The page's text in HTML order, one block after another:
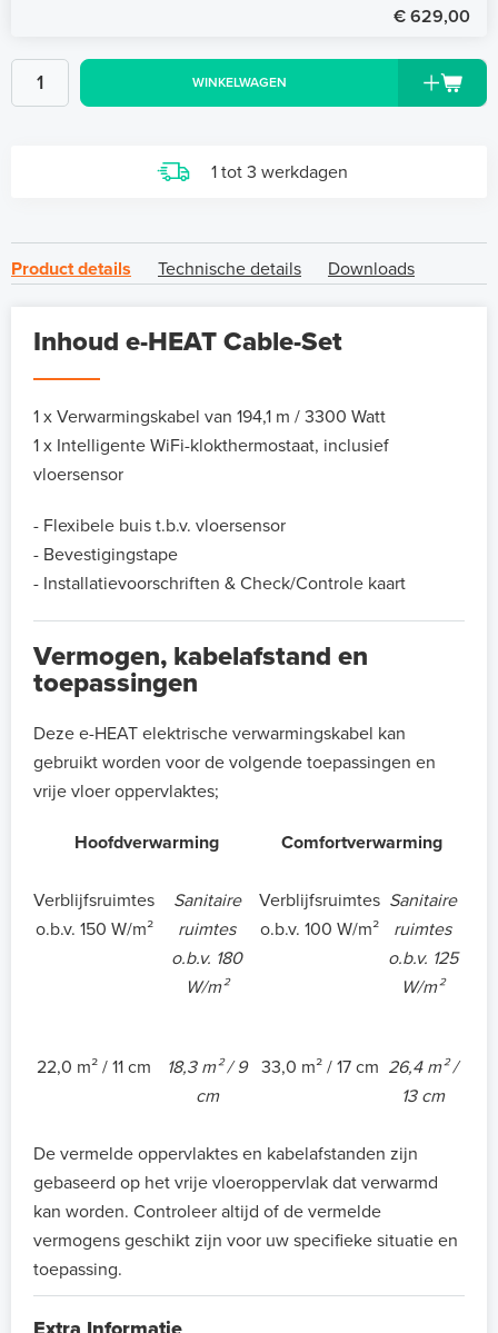
€ 629,00
WINKELWAGEN
1 tot 3 werkdagen
Product details Technische details Downloads
Inhoud e-HEAT Cable-Set
1 x Verwarmingskabel van 194,1 m / 3300 Watt
1 x Intelligente WiFi-klokthermostaat, inclusief
vloersensor
- Flexibele buis t.b.v. vloersensor
- Bevestigingstape
- Installatievoorschriften & Check/Controle kaart
Vermogen, kabelafstand en
toepassingen
Deze e-HEAT elektrische verwarmingskabel kan
gebruikt worden voor de volgende toepassingen en
vrije vloer oppervlaktes;
Hoofdverwarming Comfortverwarming
Verblijfsruimtes
o.b.v. 150 W/m²
Sanitaire
ruimtes
o.b.v. 180
W/m²
Verblijfsruimtes
o.b.v. 100 W/m²
Sanitaire
ruimtes
o.b.v. 125
W/m²
22,0 m² / 11 cm
18,3 m² / 9
cm
33,0 m² / 17 cm 26,4 m² /
13 cm
De vermelde oppervlaktes en kabelafstanden zijn
gebaseerd op het vrije vloeroppervlak dat verwarmd
kan worden. Controleer altijd of de vermelde
vermogens geschikt zijn voor uw specifieke situatie en
toepassing.